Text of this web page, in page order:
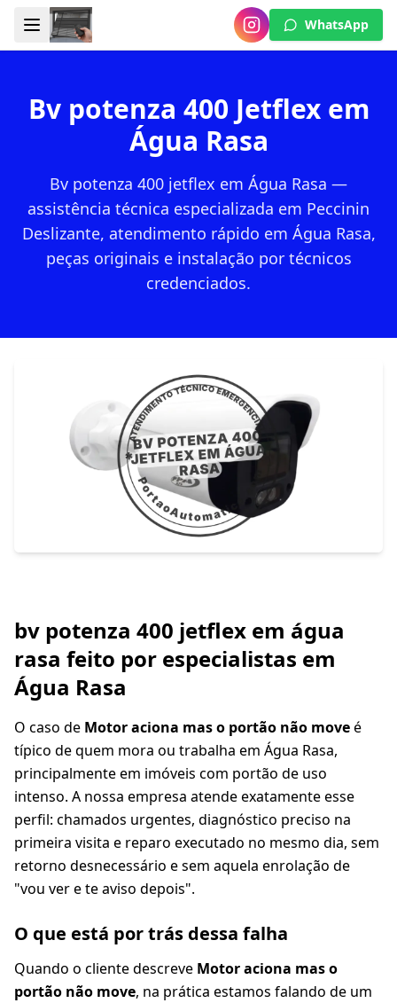
WhatsApp
Bv potenza 400 Jetflex em
Água Rasa
Bv potenza 400 jetflex em Água Rasa —
assistência técnica especializada em Peccinin
Deslizante, atendimento rápido em Água Rasa,
peças originais e instalação por técnicos
credenciados.
bv potenza 400 jetflex em água
rasa feito por especialistas em
Água Rasa
O caso de Motor aciona mas o portão não moveé
típico de quem mora ou trabalha em Água Rasa,
principalmente em imóveis com portão de uso
intenso. A nossa empresa atende exatamente esse
perfil: chamados urgentes, diagnóstico preciso na
primeira visita e reparo executado no mesmo dia, sem
retorno desnecessário e sem aquela enrolação de
"vou ver e te aviso depois".
O que está por trás dessa falha
Quando o cliente descreve Motor aciona mas o
portão não move, na prática estamos falando de um